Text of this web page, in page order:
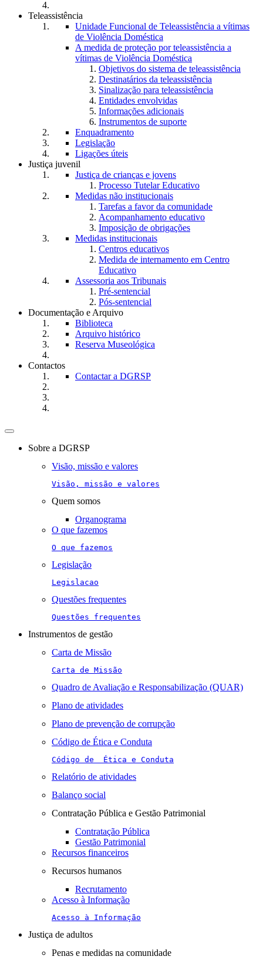
Teleassistência
Unidade Funcional de Teleassistência a vítimas
de Violência Doméstica
A medida de proteção por teleassistência a
vítimas de Violência Doméstica
Objetivos do sistema de teleassistência
Destinatários da teleassistência
Sinalização para teleassistência
Entidades envolvidas
Informações adicionais
Instrumentos de suporte
Enquadramento
Legislação
Ligações úteis
Justiça juvenil
Justiça de crianças e jovens
Processo Tutelar Educativo
Medidas não institucionais
Tarefas a favor da comunidade
Acompanhamento educativo
Imposição de obrigações
Medidas institucionais
Centros educativos
Medida de internamento em Centro
Educativo
Assessoria aos Tribunais
Pré-sentencial
Pós-sentencial
Documentação e Arquivo
Biblioteca
Arquivo histórico
Reserva Museológica
Contactos
Contactar a DGRSP
Toggle
navigationSobre a DGRSP
Visão, missão e valores
Visão, missão e valores
Quem somos
Organograma
O que fazemos
O que fazemos
Legislação
Legislacao
Questões frequentes
Questões frequentes
Instrumentos de gestão
Carta de Missão
Carta de Missão
Quadro de Avaliação e Responsabilização (QUAR)
Plano de atividades
Plano de prevenção de corrupção
Código de Ética e Conduta
Código de  Ética e Conduta
Relatório de atividades
Balanço social
Contratação Pública e Gestão Patrimonial
Contratação Pública
Gestão Patrimonial
Recursos financeiros
Recursos humanos
Recrutamento
Acesso à Informação
Acesso à Informação
Justiça de adultos
Penas e medidas na comunidade